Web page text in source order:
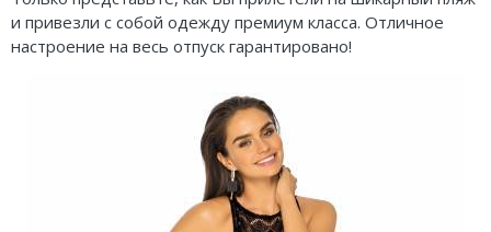
и привезли с собой одежду премиум класса. Отличное
настроение на весь отпуск гарантировано!